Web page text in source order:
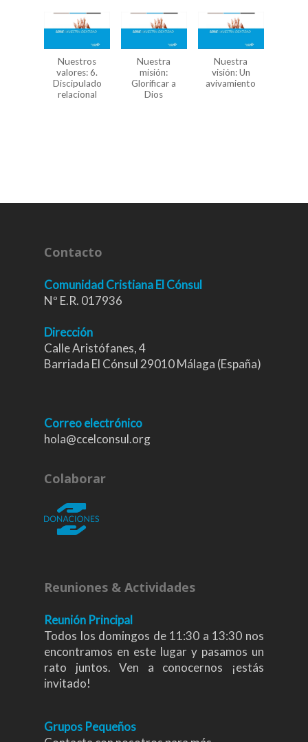
Nuestros
valores: 6.
Discipulado
relacional
Nuestra
misión:
Glorificar a
Dios
Nuestra
visión: Un
avivamiento
Contacto
Comunidad Cristiana El Cónsul
Nº E.R. 017936
Dirección
Calle Aristófanes, 4
Barriada El Cónsul 29010 Málaga (España)
Correo electrónico
hola@ccelconsul.org
Colaborar
Reuniones & Actividades
Reunión Principal
Todos los domingos de 11:30 a 13:30 nos
encontramos en este lugar y pasamos un
rato juntos. Ven a conocernos ¡estás
invitado!
Grupos Pequeños